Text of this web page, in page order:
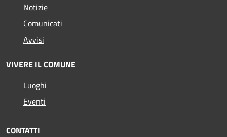
Notizie
Comunicati
Avvisi
VIVERE IL COMUNE
Luoghi
Eventi
CONTATTI